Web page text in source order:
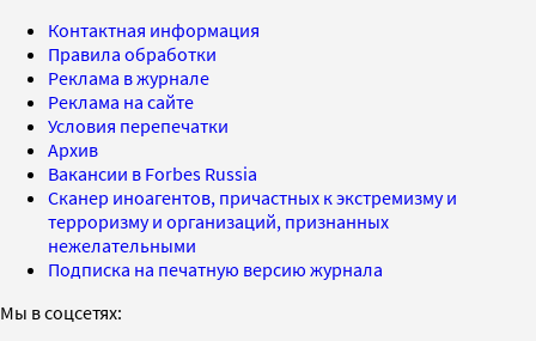
Контактная информация
Правила обработки
Реклама в журнале
Реклама на сайте
Условия перепечатки
Архив
Вакансии в Forbes Russia
Сканер иноагентов, причастных к экстремизму и
терроризму и организаций, признанных
нежелательными
Подписка на печатную версию журнала
Мы в соцсетях: